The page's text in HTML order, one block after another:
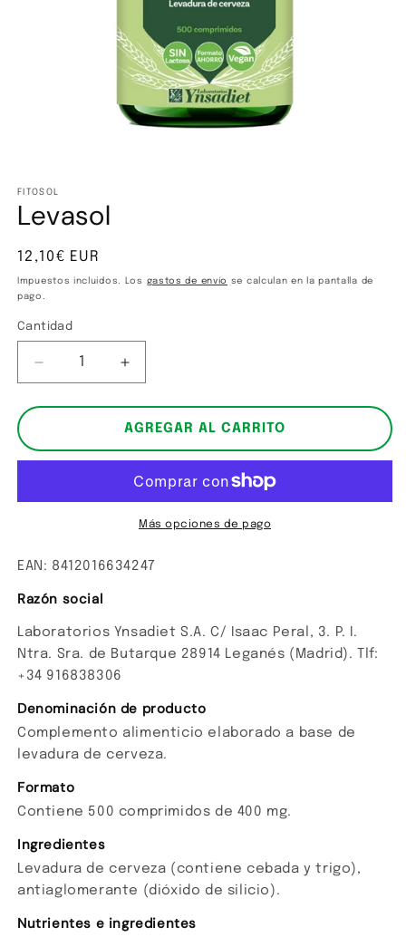
multimedia
1
en
ventana
modal
FITOSOL
Levasol
Precio
habitual
12,10€ EUR
Impuestos incluidos. Los gastos de envío se calculan en la pantalla de
pago.
Cantidad
Cantidad
Reducir
cantidad
para
Aumentar
cantidad
para
Levasol
AGREGAR AL CARRITO
Más opciones de pago
EAN: 8412016634247
Razón social
Laboratorios Ynsadiet S.A. C/ Isaac Peral, 3. P. I.
Ntra. Sra. de Butarque 28914 Leganés (Madrid). Tlf:
+34 916838306
Denominación de producto
Complemento alimenticio elaborado a base de
levadura de cerveza.
Formato
Contiene 500 comprimidos de 400 mg.
Ingredientes
Levadura de cerveza (contiene cebada y trigo),
antiaglomerante (dióxido de silicio).
Nutrientes e ingredientes